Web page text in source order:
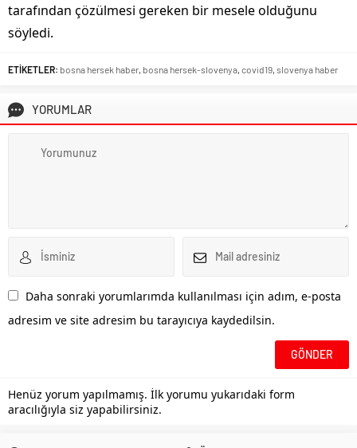
tarafından çözülmesi gereken bir mesele olduğunu
söyledi.
ETİKETLER: bosna hersek haber bosna hersek-slovenya covid19 slovenya haber
YORUMLAR
Daha sonraki yorumlarımda kullanılması için adım, e-posta
adresim ve site adresim bu tarayıcıya kaydedilsin.
Henüz yorum yapılmamış. İlk yorumu yukarıdaki form
aracılığıyla siz yapabilirsiniz.